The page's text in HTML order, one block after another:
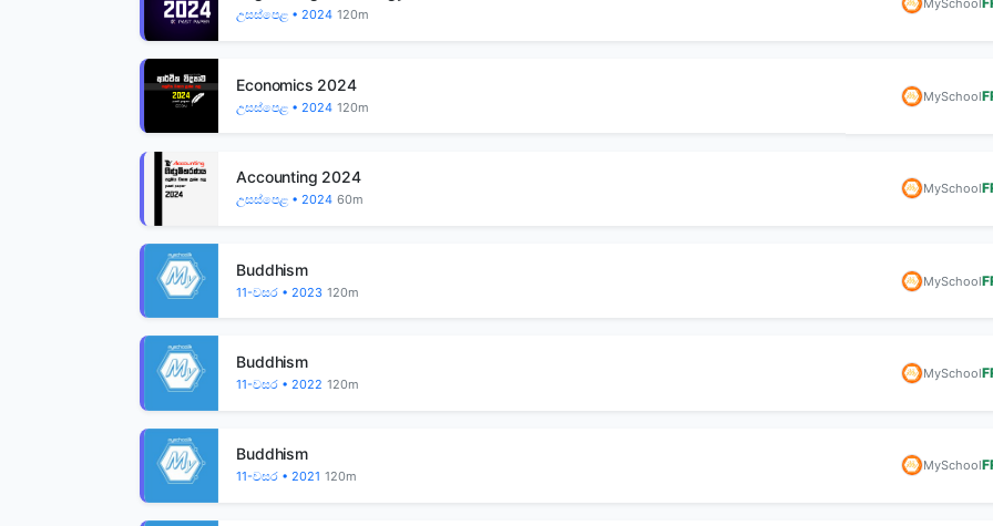
උසස්පෙළ • 2024 120m
MySchool
Economics 2024
උසස්පෙළ • 2024 120m
MySchool
Accounting 2024
උසස්පෙළ • 2024 60m
MySchool
Buddhism
11-වසර • 2023 120m
MySchool
Buddhism
11-වසර • 2022 120m
MySchool
Buddhism
11-වසර • 2021 120m
MySchool